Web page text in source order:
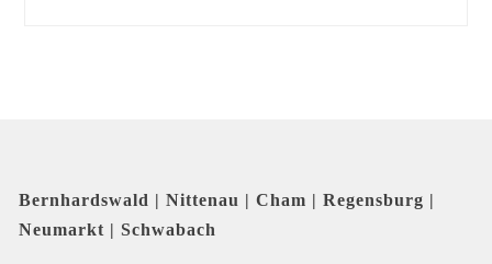
Bernhardswald | Nittenau | Cham | Regensburg |
Neumarkt | Schwabach